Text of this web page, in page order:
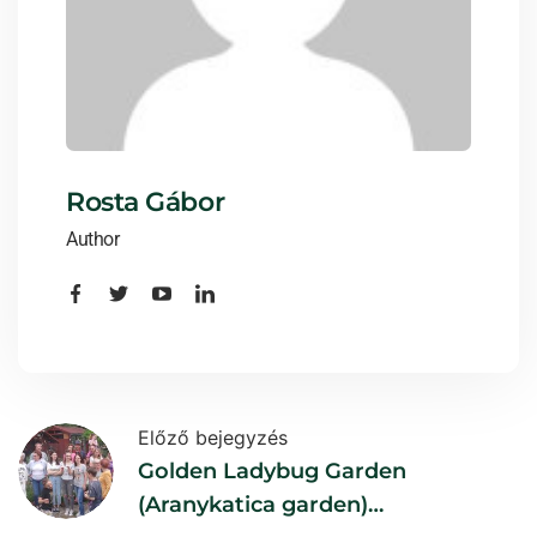
Rosta Gábor
Author
Előző bejegyzés
Golden Ladybug Garden
(Aranykatica garden)